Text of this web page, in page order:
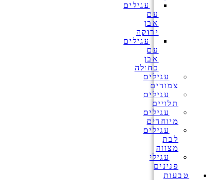
עגילים
עם
אבן
ירוקה
עגילים
עם
אבן
כחולה
עגילים
צמודים
עגילים
תלויים
עגילים
מיוחדים
עגילים
לבת
מצווה
עגילי
פנינים
טבעות